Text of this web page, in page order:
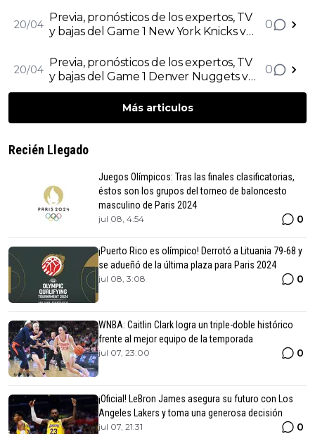
20/04
Previa, pronósticos de los expertos, TV
y bajas del Game 1 New York Knicks v
0
20/04
Previa, pronósticos de los expertos, TV
y bajas del Game 1 Denver Nuggets v
Los Angeles Lakers de Playoffs NBA
0
Más articulos
Recién Llegado
Juegos Olímpicos: Tras las finales clasificatorias,
éstos son los grupos del torneo de baloncesto
masculino de Paris 2024
jul 08, 4:54 0
¡Puerto Rico es olímpico! Derrotó a Lituania 79-68 y
se adueñó de la última plaza para Paris 2024
jul 08, 3:08 0
WNBA: Caitlin Clark logra un triple-doble histórico
frente al mejor equipo de la temporada
jul 07, 23:00 0
¡Oficial! LeBron James asegura su futuro con Los
Angeles Lakers y toma una generosa decisión
jul 07, 21:31 0